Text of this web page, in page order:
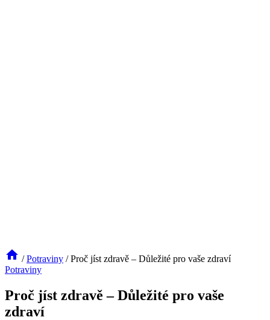
/ Potraviny / Proč jíst zdravě – Důležité pro vaše zdraví
Potraviny
Proč jíst zdravě – Důležité pro vaše
zdraví